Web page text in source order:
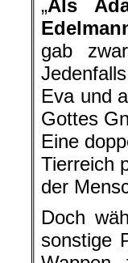
„Als
gab
Eva und
Gottes
Eine
Tierreich
der
Doch
sonstige